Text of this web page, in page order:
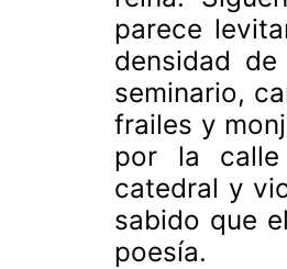
parece
densidad
seminario,
frailes y
por la calle
catedral y
sabido que
poesía.